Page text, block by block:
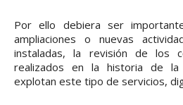
Por ello debiera ser
ampliaciones o nuevas
instaladas, la revisión de los
realizados en la historia de la
explotan este tipo de servicios,